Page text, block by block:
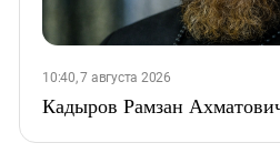
10:40, 7 августа 2026
Кадыров Рамзан